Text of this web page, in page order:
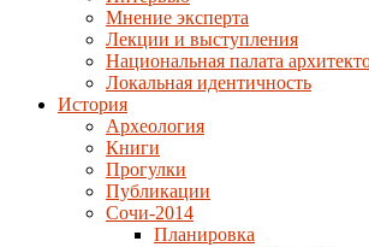
Мнение эксперта
Лекции и выступления
Национальная палата
Локальная идентичность
История
Археология
Книги
Прогулки
Публикации
Сочи-2014
Планировка